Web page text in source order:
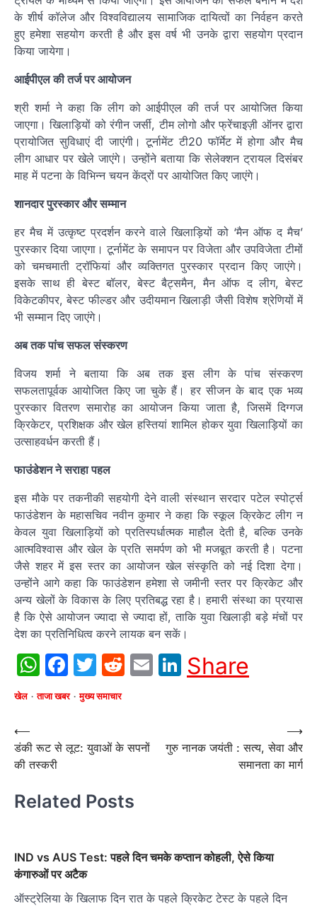
के शीर्ष कॉलेज और विश्वविद्यालय सामाजिक दायित्वों का निर्वहन करते
हुए हमेशा सहयोग करती है और इस वर्ष भी उनके द्वारा सहयोग प्रदान
किया जायेगा।
आईपीएल की तर्ज पर आयोजन
श्री शर्मा ने कहा कि लीग को आईपीएल की तर्ज पर आयोजित किया
जाएगा। खिलाड़ियों को रंगीन जर्सी, टीम लोगो और फ्रेंचाइज़ी ऑनर द्वारा
प्रायोजित सुविधाएं दी जाएंगी। टूर्नामेंट टी20 फॉर्मेट में होगा और मैच
लीग आधार पर खेले जाएंगे। उन्होंने बताया कि सेलेक्शन ट्रायल दिसंबर
माह में पटना के विभिन्न चयन केंद्रों पर आयोजित किए जाएंगे।
शानदार पुरस्कार और सम्मान
हर मैच में उत्कृष्ट प्रदर्शन करने वाले खिलाड़ियों को ‘मैन ऑफ द मैच’
पुरस्कार दिया जाएगा। टूर्नामेंट के समापन पर विजेता और उपविजेता टीमों
को चमचमाती ट्रॉफियां और व्यक्तिगत पुरस्कार प्रदान किए जाएंगे।
इसके साथ ही बेस्ट बॉलर, बेस्ट बैट्समैन, मैन ऑफ द लीग, बेस्ट
विकेटकीपर, बेस्ट फील्डर और उदीयमान खिलाड़ी जैसी विशेष श्रेणियों में
भी सम्मान दिए जाएंगे।
अब तक पांच सफल संस्करण
विजय शर्मा ने बताया कि अब तक इस लीग के पांच संस्करण
सफलतापूर्वक आयोजित किए जा चुके हैं। हर सीजन के बाद एक भव्य
पुरस्कार वितरण समारोह का आयोजन किया जाता है, जिसमें दिग्गज
क्रिकेटर, प्रशिक्षक और खेल हस्तियां शामिल होकर युवा खिलाड़ियों का
उत्साहवर्धन करती हैं।
फाउंडेशन ने सराहा पहल
इस मौके पर तकनीकी सहयोगी देने वाली संस्थान सरदार पटेल स्पोर्ट्स
फाउंडेशन के महासचिव नवीन कुमार ने कहा कि स्कूल क्रिकेट लीग न
केवल युवा खिलाड़ियों को प्रतिस्पर्धात्मक माहौल देती है, बल्कि उनके
आत्मविश्वास और खेल के प्रति समर्पण को भी मजबूत करती है। पटना
जैसे शहर में इस स्तर का आयोजन खेल संस्कृति को नई दिशा देगा।
उन्होंने आगे कहा कि फाउंडेशन हमेशा से जमीनी स्तर पर क्रिकेट और
अन्य खेलों के विकास के लिए प्रतिबद्ध रहा है। हमारी संस्था का प्रयास
है कि ऐसे आयोजन ज्यादा से ज्यादा हों, ताकि युवा खिलाड़ी बड़े मंचों पर
देश का प्रतिनिधित्व करने लायक बन सकें।
WhatsApp
Facebook
Twitter
Reddit
EmailLinkedIn
Share
खेल ताजा खबर मुख्य समाचार
Post
navigation
⟵
डंकी रूट से लूट: युवाओं के सपनों
की तस्करी
गुरु नानक जयंती : सत्य, सेवा और
समानता का मार्ग
⟶
Related Posts
IND vs AUS Test: पहले दिन चमके कप्तान कोहली, ऐसे किया
कंगारुओं पर अटैक
ऑस्ट्रेलिया के खिलाफ दिन रात के पहले क्रिकेट टेस्ट के पहले दिन